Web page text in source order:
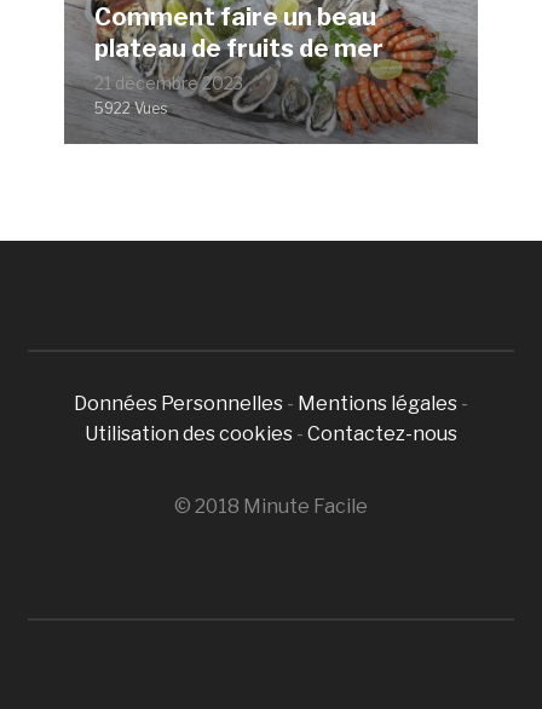
Comment faire un beau
plateau de fruits de mer
21 décembre 2023
5922 Vues
Données Personnelles - Mentions légales -
Utilisation des cookies - Contactez-nous
© 2018 Minute Facile